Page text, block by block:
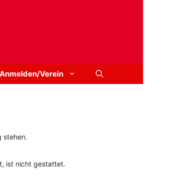
Anmelden/Verein
stehen.
ist nicht gestattet.